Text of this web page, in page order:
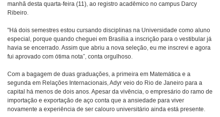
manhã desta quarta-feira (11), ao registro acadêmico no campus Darcy
Ribeiro.
"Há dois semestres estou cursando disciplinas na Universidade como aluno
especial, porque quando cheguei em Brasília a inscrição para o vestibular já
havia se encerrado. Assim que abriu a nova seleção, eu me inscrevi e agora
fui aprovado com ótima nota”, conta orgulhoso.
Com a bagagem de duas graduações, a primeira em Matemática e a
segunda em Relações Internacionais, Adyr veio do Rio de Janeiro para a
capital há menos de dois anos. Apesar da vivência, o empresário do ramo de
importação e exportação de aço conta que a ansiedade para viver
novamente a experiência de ser calouro universitário ainda está presente.